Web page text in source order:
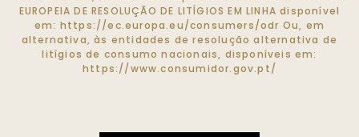
EUROPEIA DE RESOLUÇÃO DE LITÍGIOS EM LINHA disponível
em: https://ec.europa.eu/consumers/odr Ou, em
alternativa, às entidades de resolução alternativa de
litígios de consumo nacionais, disponíveis em:
https://www.consumidor.gov.pt/